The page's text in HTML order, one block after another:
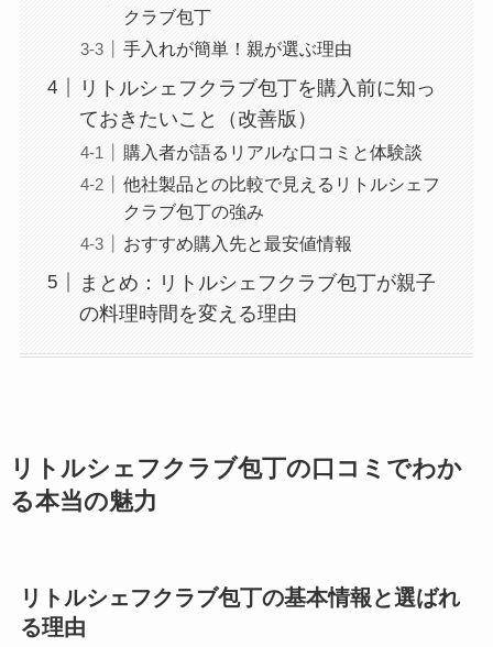
クラブ包丁
手入れが簡単！親が選ぶ理由
リトルシェフクラブ包丁を購入前に知っ
ておきたいこと（改善版）
購入者が語るリアルな口コミと体験談
他社製品との比較で見えるリトルシェフ
クラブ包丁の強み
おすすめ購入先と最安値情報
まとめ：リトルシェフクラブ包丁が親子
の料理時間を変える理由
リトルシェフクラブ包丁の口コミでわか
る本当の魅力
リトルシェフクラブ包丁の基本情報と選ばれ
る理由